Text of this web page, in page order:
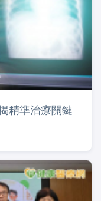
精準治療關鍵